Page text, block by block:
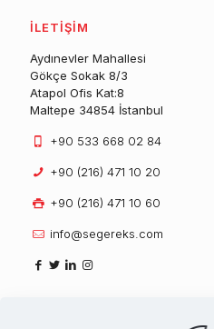
İLETİŞİM
Aydınevler Mahallesi
Gökçe Sokak 8/3
Atapol Ofis Kat:8
Maltepe 34854 İstanbul
+90 533 668 02 84
+90 (216) 471 10 20
+90 (216) 471 10 60
info@segereks.com